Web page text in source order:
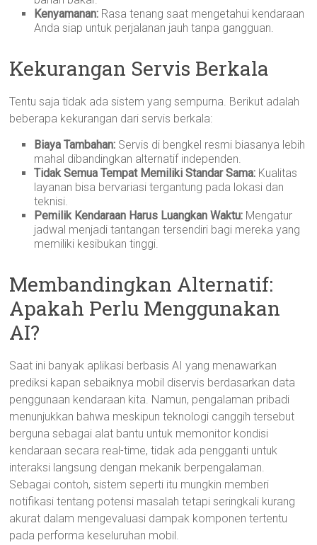
Kenyamanan: Rasa tenang saat mengetahui kendaraan
Anda siap untuk perjalanan jauh tanpa gangguan.
Kekurangan Servis Berkala
Tentu saja tidak ada sistem yang sempurna. Berikut adalah
beberapa kekurangan dari servis berkala:
Biaya Tambahan: Servis di bengkel resmi biasanya lebih
mahal dibandingkan alternatif independen.
Tidak Semua Tempat Memiliki Standar Sama: Kualitas
layanan bisa bervariasi tergantung pada lokasi dan
teknisi.
Pemilik Kendaraan Harus Luangkan Waktu: Mengatur
jadwal menjadi tantangan tersendiri bagi mereka yang
memiliki kesibukan tinggi.
Membandingkan Alternatif:
Apakah Perlu Menggunakan
AI?
Saat ini banyak aplikasi berbasis AI yang menawarkan
prediksi kapan sebaiknya mobil diservis berdasarkan data
penggunaan kendaraan kita. Namun, pengalaman pribadi
menunjukkan bahwa meskipun teknologi canggih tersebut
berguna sebagai alat bantu untuk memonitor kondisi
kendaraan secara real-time, tidak ada pengganti untuk
interaksi langsung dengan mekanik berpengalaman.
Sebagai contoh, sistem seperti itu mungkin memberi
notifikasi tentang potensi masalah tetapi seringkali kurang
akurat dalam mengevaluasi dampak komponen tertentu
pada performa keseluruhan mobil.